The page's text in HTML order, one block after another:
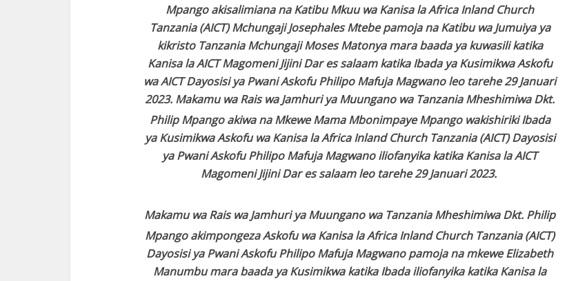
Mpango akisalimiana na Katibu Mkuu wa Kanisa la Africa Inland Church
Tanzania (AICT) Mchungaji Josephales Mtebe pamoja na Katibu wa Jumuiya ya
kikristo Tanzania Mchungaji Moses Matonya mara baada ya kuwasili katika
Kanisa la AICT Magomeni Jijini Dar es salaam katika Ibada ya Kusimikwa Askofu
wa AICT Dayosisi ya Pwani Askofu Philipo Mafuja Magwano leo tarehe 29 Januari
2023. Makamu wa Rais wa Jamhuri ya Muungano wa Tanzania Mheshimiwa Dkt.
Philip Mpango akiwa na Mkewe Mama Mbonimpaye Mpango wakishiriki Ibada
ya Kusimikwa Askofu wa Kanisa la Africa Inland Church Tanzania (AICT) Dayosisi
ya Pwani Askofu Philipo Mafuja Magwano iliofanyika katika Kanisa la AICT
Magomeni Jijini Dar es salaam leo tarehe 29 Januari 2023.
Makamu wa Rais wa Jamhuri ya Muungano wa Tanzania Mheshimiwa Dkt. Philip
Mpango akimpongeza Askofu wa Kanisa la Africa Inland Church Tanzania (AICT)
Dayosisi ya Pwani Askofu Philipo Mafuja Magwano pamoja na mkewe Elizabeth
Manumbu mara baada ya Kusimikwa katika Ibada iliofanyika katika Kanisa la